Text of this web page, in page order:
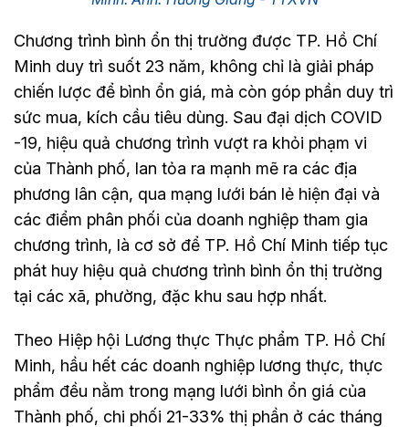
Chương trình bình ổn thị trường được TP. Hồ Chí
Minh duy trì suốt 23 năm, không chỉ là giải pháp
chiến lược để bình ổn giá, mà còn góp phần duy trì
sức mua, kích cầu tiêu dùng. Sau đại dịch COVID
-19, hiệu quả chương trình vượt ra khỏi phạm vi
của Thành phố, lan tỏa ra mạnh mẽ ra các địa
phương lân cận, qua mạng lưới bán lẻ hiện đại và
các điểm phân phối của doanh nghiệp tham gia
chương trình, là cơ sở để TP. Hồ Chí Minh tiếp tục
phát huy hiệu quả chương trình bình ổn thị trường
tại các xã, phường, đặc khu sau hợp nhất.
Theo Hiệp hội Lương thực Thực phẩm TP. Hồ Chí
Minh, hầu hết các doanh nghiệp lương thực, thực
phẩm đều nằm trong mạng lưới bình ổn giá của
Thành phố, chi phối 21-33% thị phần ở các tháng